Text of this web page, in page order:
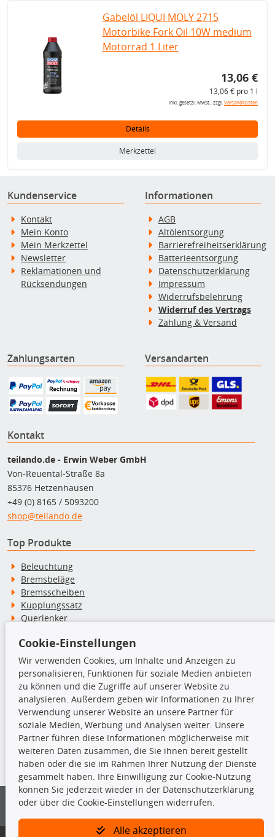
Gabelöl LIQUI MOLY 2715
Motorbike Fork Oil 10W medium
Motorrad 1 Liter
13,06 €
13,06 € pro 1 l
inkl. gesetzl. MwSt., zzgl.Versandkosten
Details
Merkzettel
Kundenservice
Kontakt
Mein Konto
Mein Merkzettel
Newsletter
Reklamationen und
Rücksendungen
Informationen
AGB
Altölentsorgung
Barrierefreiheitserklärung
Batterieentsorgung
Datenschutzerklärung
Impressum
Widerrufsbelehrung
Widerruf des Vertrags
Zahlung & Versand
Zahlungsarten Versandarten
Kontakt
teilando.de - Erwin Weber GmbH
Von-Reuental-Straße 8a
85376 Hetzenhausen
+49 (0) 8165 / 5093200
shop@teilando.de
Top Produkte
Beleuchtung
Bremsbeläge
Bremsscheiben
Kupplungssatz
Querlenker
Stoßdämpfer
TecDoc Inside
Die hier angezeigten Daten insbesondere die gesamte Datenbank dürfen
nicht kopiert werden.
Es ist zu unterlassen, die Daten oder die gesamte Datenbank ohne
vorherige Zustimmung von TecDoc zu vervielfältigen, zu verbreiten
und/oder diese Handlungen durch Dritte ausführen zu lassen. Ein
Bitte prüfen Sie, ob das über unseren Onlineshop identifizierte Ersatzteil
Cookie-Einstellungen
Wir verwenden Cookies, um Inhalte und Anzeigen zu
personalisieren, Funktionen für soziale Medien anbieten
zu können und die Zugriffe auf unserer Website zu
analysieren. Außerdem geben wir Informationen zu Ihrer
Verwendung unserer Website an unsere Partner für
soziale Medien, Werbung und Analysen weiter. Unsere
Partner führen diese Informationen möglicherweise mit
weiteren Daten zusammen, die Sie ihnen bereit gestellt
haben oder die sie im Rahmen Ihrer Nutzung der Dienste
gesammelt haben. Ihre Einwilligung zur Cookie-Nutzung
können Sie jederzeit wieder in der Datenschutzerklärung
oder über die Cookie-Einstellungen widerrufen.
Alle akzeptieren